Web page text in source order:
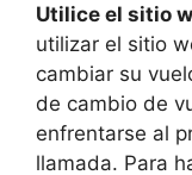
Utilice el sitio
utilizar el sitio
cambiar su
de cambio de
enfrentarse al
llamada. Para